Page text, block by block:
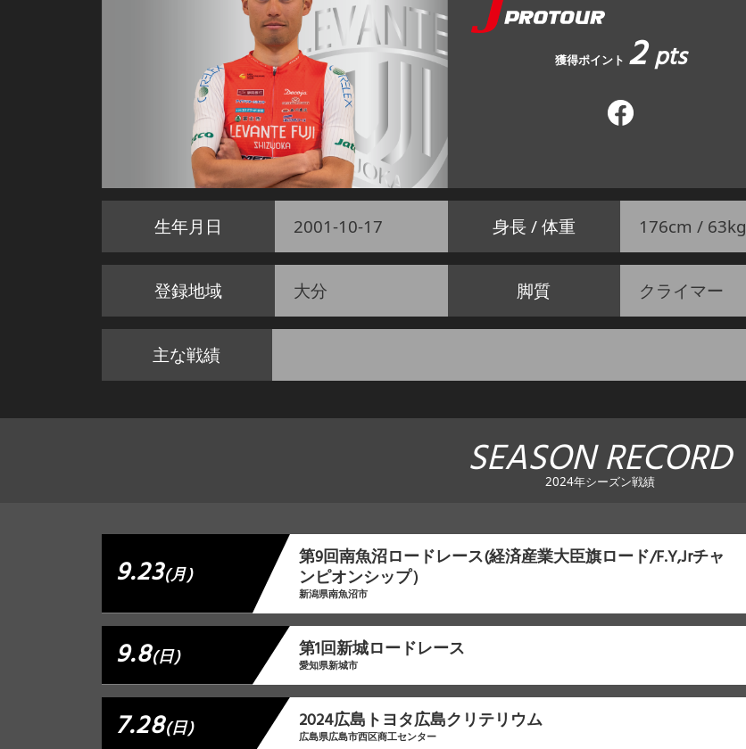
獲得ポイント 2pts
生年月日 2001-10-17 身長 / 体重 176cm / 63kg
登録地域 大分 脚質 クライマー
主な戦績
SEASON RECORD
2024年シーズン戦績
9.23(月)
第9回南魚沼ロードレース(経済産業大臣旗ロード/F.Y,Jrチャ
ンピオンシップ）
新潟県南魚沼市
9.8(日) 第1回新城ロードレース
愛知県新城市
7.28(日) 2024広島トヨタ広島クリテリウム
広島県広島市西区商工センター